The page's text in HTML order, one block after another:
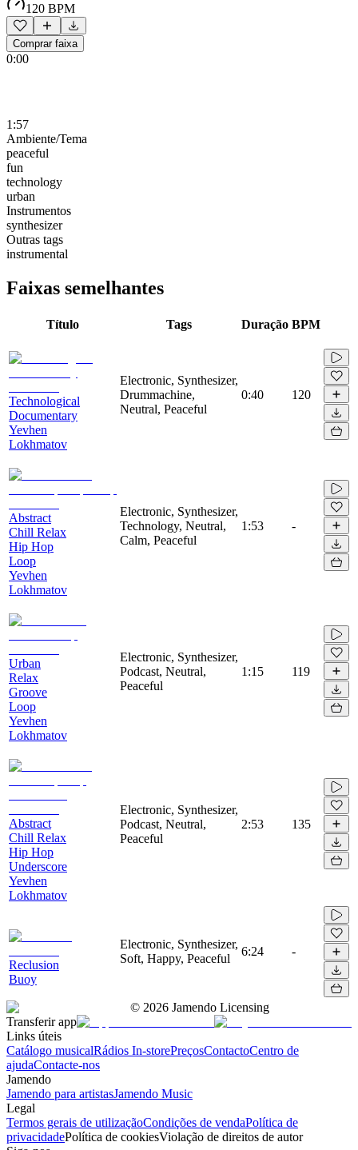
120 BPM
Comprar faixa
0:00
1:57
Ambiente/Tema
peaceful
fun
technology
urban
Instrumentos
synthesizer
Outras tags
instrumental
Faixas semelhantes
Título Tags Duração BPM
Technological
Documentary
Yevhen
Lokhmatov
Electronic, Synthesizer,
Drummachine,
Neutral, Peaceful
0:40 120
Abstract
Chill Relax
Hip Hop
Loop
Yevhen
Lokhmatov
Electronic, Synthesizer,
Technology, Neutral,
Calm, Peaceful
1:53 -
Urban
Relax
Groove
Loop
Yevhen
Lokhmatov
Electronic, Synthesizer,
Podcast, Neutral,
Peaceful
1:15 119
Abstract
Chill Relax
Hip Hop
Underscore
Yevhen
Lokhmatov
Electronic, Synthesizer,
Podcast, Neutral,
Peaceful
2:53 135
Reclusion
Buoy
Electronic, Synthesizer,
Soft, Happy, Peaceful
6:24 -
© 2026 Jamendo Licensing
Transferir app
Links úteis
Catálogo musicalRádios In-storePreçosContactoCentro de
ajudaContacte-nos
Jamendo
Jamendo para artistasJamendo Music
Legal
Termos gerais de utilizaçãoCondições de vendaPolítica de
privacidadePolítica de cookiesViolação de direitos de autor